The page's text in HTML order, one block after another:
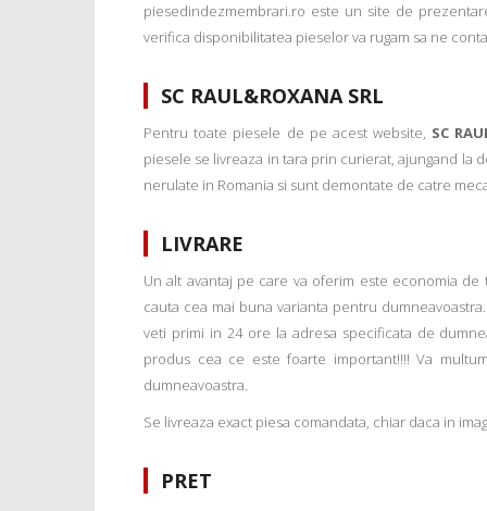
piesedindezmembrari.ro este un site de
verifica disponibilitatea pieselor va rugam sa ne
SC RAUL&ROXANA SRL
Pentru toate piesele de pe acest website, SC
piesele se livreaza in tara prin curierat, ajungand la
nerulate in Romania si sunt demontate de catre
LIVRARE
Un alt avantaj pe care va oferim este economia
cauta cea mai buna varianta pentru
veti primi in 24 ore la adresa specificata de
produs cea ce este foarte important!!!! Va
dumneavoastra.
Se livreaza exact piesa comandata, chiar daca in
PRET